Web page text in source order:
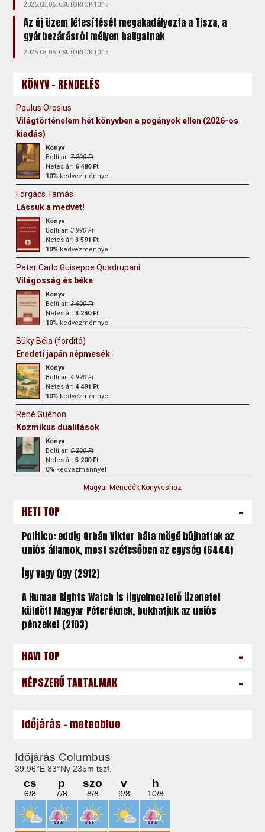
2026.08.06. CSÜTÖRTÖK 10:15
Az új üzem létesítését megakadályozta a Tisza, a
gyárbezárásról mélyen hallgatnak
2026.08.06. CSÜTÖRTÖK 10:15
KÖNYV - RENDELÉS
Paulus Orosius
Világtörténelem hét könyvben a pogányok ellen (2026-os
kiadás)
Könyv
Bolti ár:7 200 Ft
Netes ár: 6 480 Ft
10% kedvezménnyel
Forgács Tamás
Lássuk a medvét!
Könyv
Bolti ár:3 990 Ft
Netes ár:3 591 Ft
10% kedvezménnyel
Pater Carlo Guiseppe Quadrupani
Világosság és béke
Könyv
Bolti ár:3 600 Ft
Netes ár:3 240 Ft
10% kedvezménnyel
Büky Béla (fordító)
Eredeti japán népmesék
Könyv
Bolti ár:4 990 Ft
Netes ár:4 491 Ft
10% kedvezménnyel
René Guénon
Kozmikus dualitások
Könyv
Bolti ár:5 200 Ft
Netes ár:5 200 Ft
0% kedvezménnyel
Magyar Menedék Könyvesház
HETI TOP -
Politico: eddig Orbán Viktor háta mögé bújhattak az
uniós államok, most szétesőben az egység (6444)
Így vagy úgy (2912)
A Human Rights Watch is figyelmeztető üzenetet
küldött Magyar Péteréknek, bukhatjuk az uniós
pénzeket (2103)
HAVI TOP -
NÉPSZERŰ TARTALMAK -
Időjárás - meteoblue